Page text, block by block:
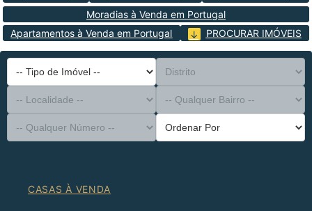
Moradias à Venda em Portugal
Apartamentos à Venda em Portugal
PROCURAR IMÓVEIS
-- Tipo de Imóvel --
Distrito
-- Localidade --
-- Qualquer Bairro --
-- Qualquer Número --
Ordenar Por
CASAS À VENDA